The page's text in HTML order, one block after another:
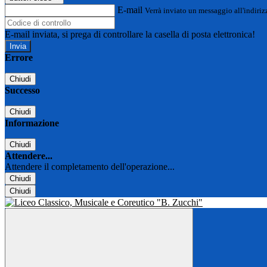
E-mail Verrà inviato un messaggio
E-mail inviata, si prega di controllare la casella di posta elettronica!
Errore
Chiudi
Successo
Chiudi
Informazione
Chiudi
Attendere...
Attendere il completamento dell'operazione...
Chiudi
Chiudi